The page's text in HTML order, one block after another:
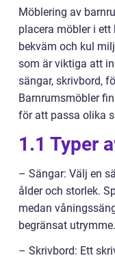
Möblering av
placera möbler i ett
bekväm och kul
som är viktiga att
sängar, skrivbord,
Barnrumsmöbler
för att passa olika
1.1 Typer
– Sängar: Välj en
ålder och storlek.
medan
begränsat utrymme.
– Skrivbord: Ett